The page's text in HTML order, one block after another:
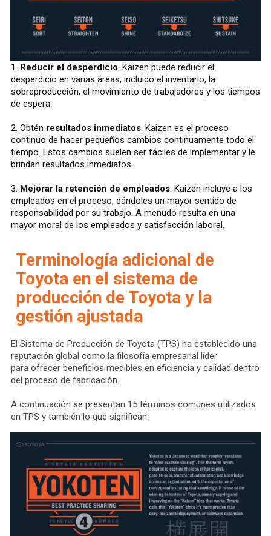
1. Reducir el desperdicio. Kaizen puede reducir el
desperdicio en varias áreas, incluido el inventario, la
sobreproducción, el movimiento de trabajadores y los tiempos
de espera.
2. Obtén resultados inmediatos. Kaizen es el proceso
continuo de hacer pequeños cambios continuamente todo el
tiempo. Estos cambios suelen ser fáciles de implementar y le
brindan resultados inmediatos.
3. Mejorar la retención de empleados. Kaizen incluye a los
empleados en el proceso, dándoles un mayor sentido de
responsabilidad por su trabajo. A menudo resulta en una
mayor moral de los empleados y satisfacción laboral.
Terminología adicional de
Toyota en el sistema de
producción de Toyota y la
gestión ajustada
El Sistema de Producción de Toyota (TPS) ha establecido una
reputación global como la filosofía empresarial líder
para ofrecer beneficios medibles en eficiencia y calidad dentro
del proceso de fabricación.
A continuación se presentan 15 términos comunes utilizados
en TPS y también lo que significan: